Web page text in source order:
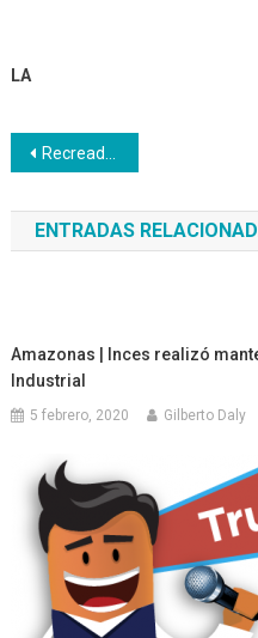
LA
Navegación
de
entradas
Recreadores aprenden a enfrentar situaciones de riesgo
ENTRADAS
Amazonas | Inces realizó
Industrial
5 febrero, 2020 Gilberto Daly